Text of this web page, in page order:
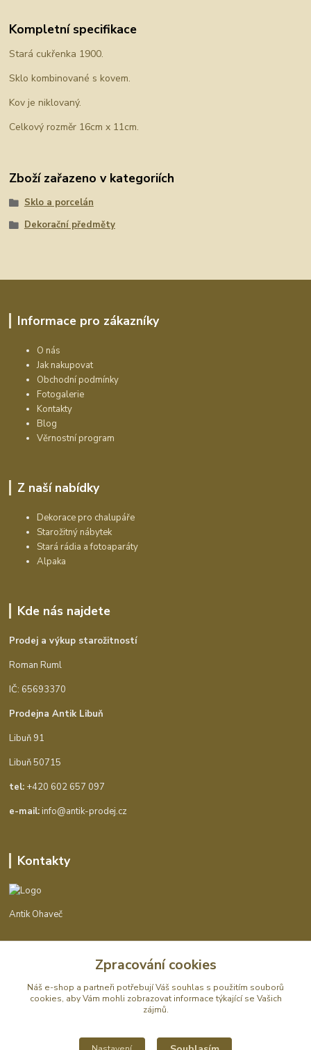
Kompletní specifikace
Stará cukřenka 1900.
Sklo kombinované s kovem.
Kov je niklovaný.
Celkový rozměr 16cm x 11cm.
Zboží zařazeno v kategoriích
Sklo a porcelán
Dekorační předměty
Informace pro zákazníky
O nás
Jak nakupovat
Obchodní podmínky
Fotogalerie
Kontakty
Blog
Věrnostní program
Z naší nabídky
Dekorace pro chalupáře
Starožitný nábytek
Stará rádia a fotoaparáty
Alpaka
Kde nás najdete
Prodej a výkup starožitností
Roman Ruml
IČ: 65693370
Prodejna Antik Libuň
Libuň 91
Libuň 50715
tel: +420 602 657 097
e-mail:info@antik-prodej.cz
Kontakty
Antik Ohaveč
info@antik-prodej.cz
Zpracování cookies
Náš e-shop a partneři potřebují Váš souhlas s použitím souborů
cookies, aby Vám mohli zobrazovat informace týkající se Vašich
zájmů.